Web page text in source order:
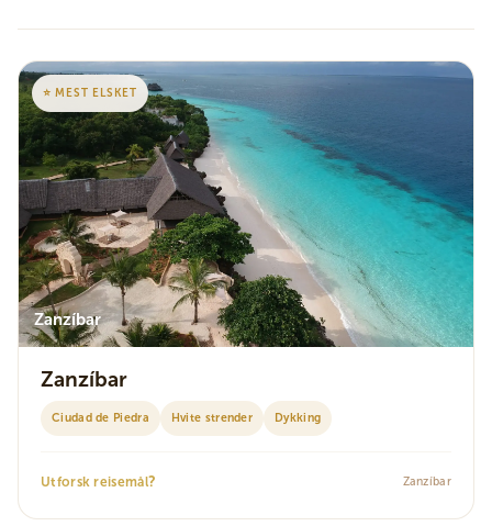
⭐ MEST ELSKET
Zanzíbar
Zanzíbar
Ciudad de Piedra Hvite strender Dykking
Utforsk reisemål? Zanzíbar